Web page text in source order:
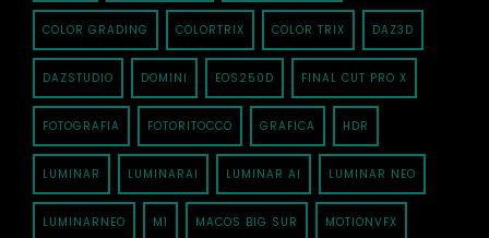
COLOR GRADING COLORTRIX COLOR TRIX DAZ3D
DAZSTUDIO DOMINI EOS250D FINAL CUT PRO X
FOTOGRAFIA FOTORITOCCO GRAFICA HDR
LUMINAR LUMINARAI LUMINAR AI LUMINAR NEO
LUMINARNEO M1 MACOS BIG SUR MOTIONVFX